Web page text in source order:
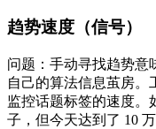
趋势速度（信号）
问题：手动寻找趋势意
自己的算法信息茧房
监控话题标签的速度。
子，但今天达到了 10